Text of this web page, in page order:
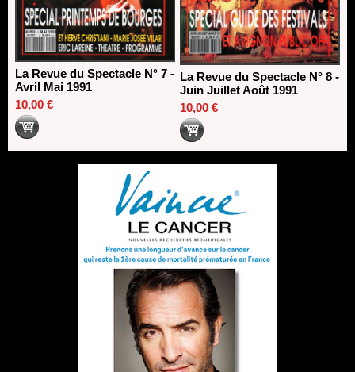
La Revue du Spectacle N° 7 -
Avril Mai 1991
10,00 €
La Revue du Spectacle N° 8 -
Juin Juillet Août 1991
10,00 €